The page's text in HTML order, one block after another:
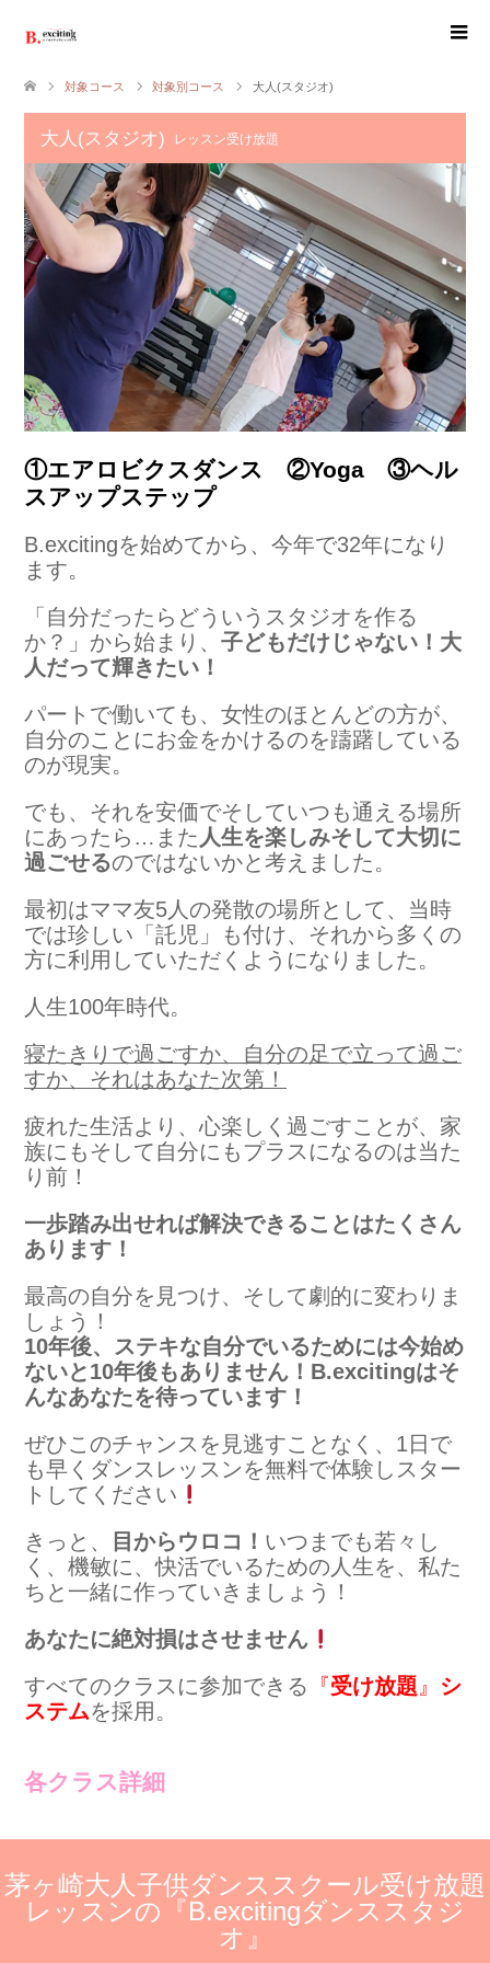
対象コース 対象別コース 大人(スタジオ)
大人(スタジオ) レッスン受け放題
①エアロビクスダンス ②Yoga ③ヘル
スアップステップ
B.excitingを始めてから、今年で32年になり
ます。
「自分だったらどういうスタジオを作る
か？」 から始まり、 子どもだけじゃない！大
人だって輝きたい！
パートで働いても、女性のほとんどの方が、
自分のことにお金をかけるのを躊躇している
のが現実。
でも、それを安価でそしていつも通える場所
にあったら…また 人生を楽しみそして大切に
過ごせるのではないかと考えました。
最初はママ友5人の発散の場所として、当時
では珍しい「託児」も付け、それから多くの
方に利用していただくようになりました。
人生100年時代。
寝たきりで過ごすか、自分の足で立って過ご
すか、それはあなた次第！
疲れた生活より、心楽しく過ごすことが、家
族にもそして自分にもプラスになるのは当た
り前！
一歩踏み出せれば解決できることはたくさん
あります！
最高の自分を見つけ、そして劇的に変わりま
しょう！
10年後、ステキな自分でいるためには今始め
ないと10年後もありません！ B.excitingはそ
んなあなたを待っています！
ぜひこのチャンスを見逃すことなく、1日で
も早くダンスレッスンを無料で体験しスター
トしてください
きっと、
目からウロコ！ いつまでも若々し
く、機敏に、快活でいるための人生を、私た
ちと一緒に作っていきましょう！
あなたに絶対損はさせません
すべてのクラスに参加できる 『受け放題 』 シ
ステムを採用。
各クラス詳細
茅ヶ崎大人子供ダンススクール受け放題
レッスンの『B.excitingダンススタジ
オ』